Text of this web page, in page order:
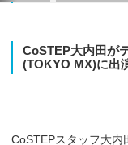
CoSTEP大内田が
(TOKYO MX)に出
CoSTEPスタッフ大内